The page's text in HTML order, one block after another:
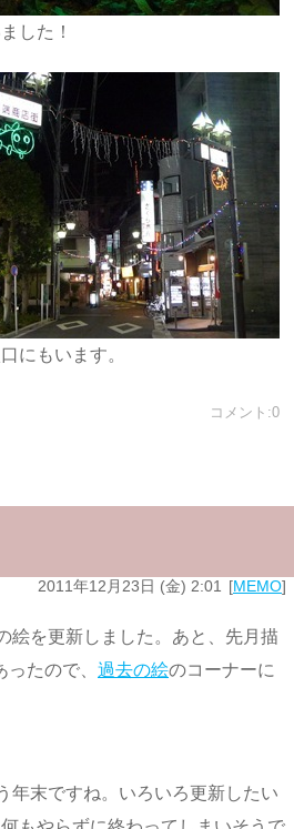
した！
にもいます。
コメント:0
2011年12月23日 (金) 2:01 MEMO
絵を更新しました。あと、先月描
たので、 過去の絵のコーナーに
年末ですね。いろいろ更新したい